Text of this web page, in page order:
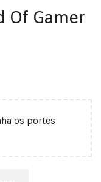
Of Gamer
os portes